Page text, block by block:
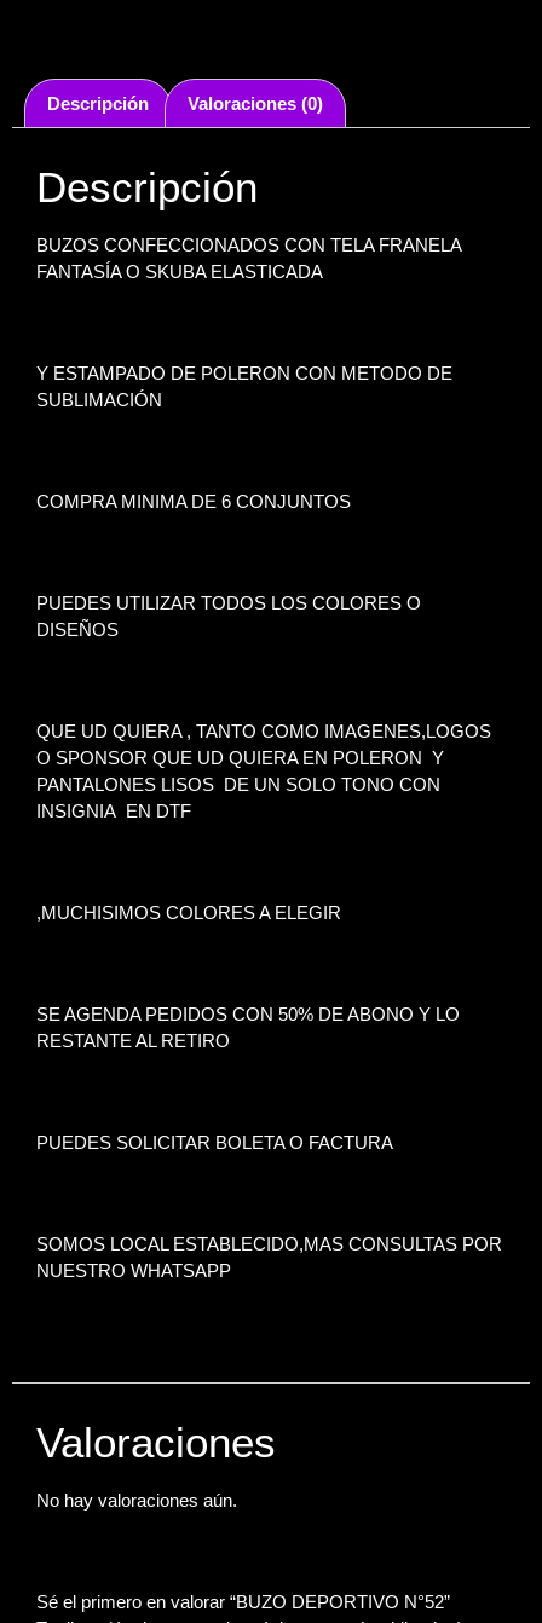
Descripción Valoraciones (0)
Descripción
BUZOS CONFECCIONADOS CON TELA FRANELA
FANTASÍA O SKUBA ELASTICADA
Y ESTAMPADO DE POLERON CON METODO DE
SUBLIMACIÓN
COMPRA MINIMA DE 6 CONJUNTOS
PUEDES UTILIZAR TODOS LOS COLORES O
DISEÑOS
QUE UD QUIERA , TANTO COMO IMAGENES,LOGOS
O SPONSOR QUE UD QUIERA EN POLERON Y
PANTALONES LISOS DE UN SOLO TONO CON
INSIGNIA EN DTF
,MUCHISIMOS COLORES A ELEGIR
SE AGENDA PEDIDOS CON 50% DE ABONO Y LO
RESTANTE AL RETIRO
PUEDES SOLICITAR BOLETA O FACTURA
SOMOS LOCAL ESTABLECIDO,MAS CONSULTAS POR
NUESTRO WHATSAPP
Valoraciones
No hay valoraciones aún.
Sé el primero en valorar “BUZO DEPORTIVO N°52”